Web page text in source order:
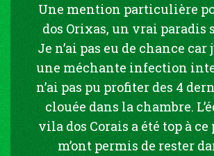
Une mention particulière
dos Orixas, un vrai paradis
Je n’ai pas eu de chance car
une méchante infection
n’ai pas pu profiter des 4
clouée dans la chambre.
vila dos Corais a été top à ce
m’ont permis de rester